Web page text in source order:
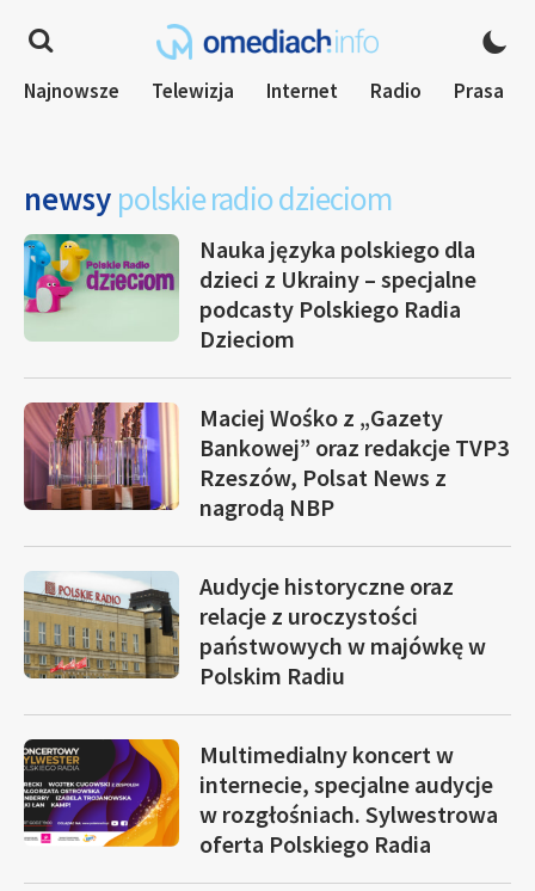
Najnowsze Telewizja Internet Radio Prasa
newsy polskie radio dzieciom
Nauka języka polskiego dla
dzieci z Ukrainy – specjalne
podcasty Polskiego Radia
Dzieciom
Maciej Wośko z „Gazety
Bankowej” oraz redakcje TVP3
Rzeszów, Polsat News z
nagrodą NBP
Audycje historyczne oraz
relacje z uroczystości
państwowych w majówkę w
Polskim Radiu
Multimedialny koncert w
internecie, specjalne audycje
w rozgłośniach. Sylwestrowa
oferta Polskiego Radia